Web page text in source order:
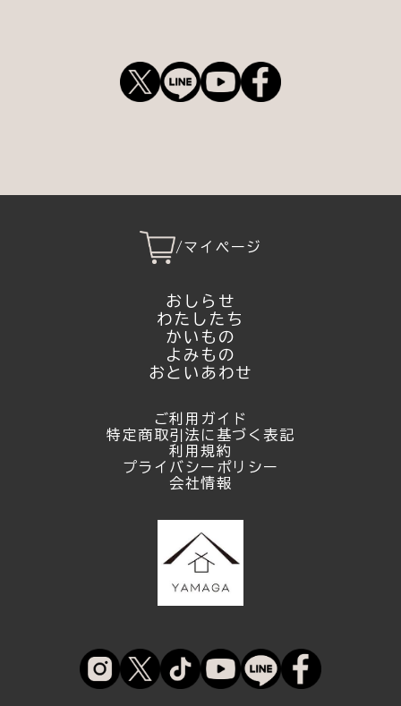
/マイページ
おしらせ
わたしたち
かいもの
よみもの
おといあわせ
ご利用ガイド
特定商取引法に基づく表記
利用規約
プライバシーポリシー
会社情報